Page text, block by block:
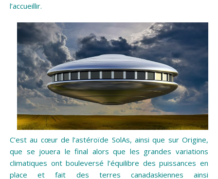
l’accueillir.
C’est au cœur de l’astéroïde SolAs, ainsi que sur Origine,
que se jouera le final alors que les grandes variations
climatiques ont bouleversé l’équilibre des puissances en
place et fait des terres canadaskiennes ainsi